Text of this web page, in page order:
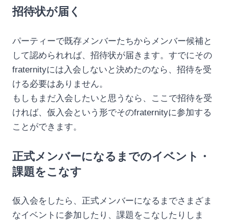
招待状が届く
パーティーで既存メンバーたちからメンバー候補と
して認められれば、招待状が届きます。すでにその
fraternityには入会しないと決めたのなら、招待を受
ける必要はありません。
もしもまだ入会したいと思うなら、ここで招待を受
ければ、仮入会という形でそのfraternityに参加する
ことができます。
正式メンバーになるまでのイベント・
課題をこなす
仮入会をしたら、正式メンバーになるまでさまざま
なイベントに参加したり、課題をこなしたりしま